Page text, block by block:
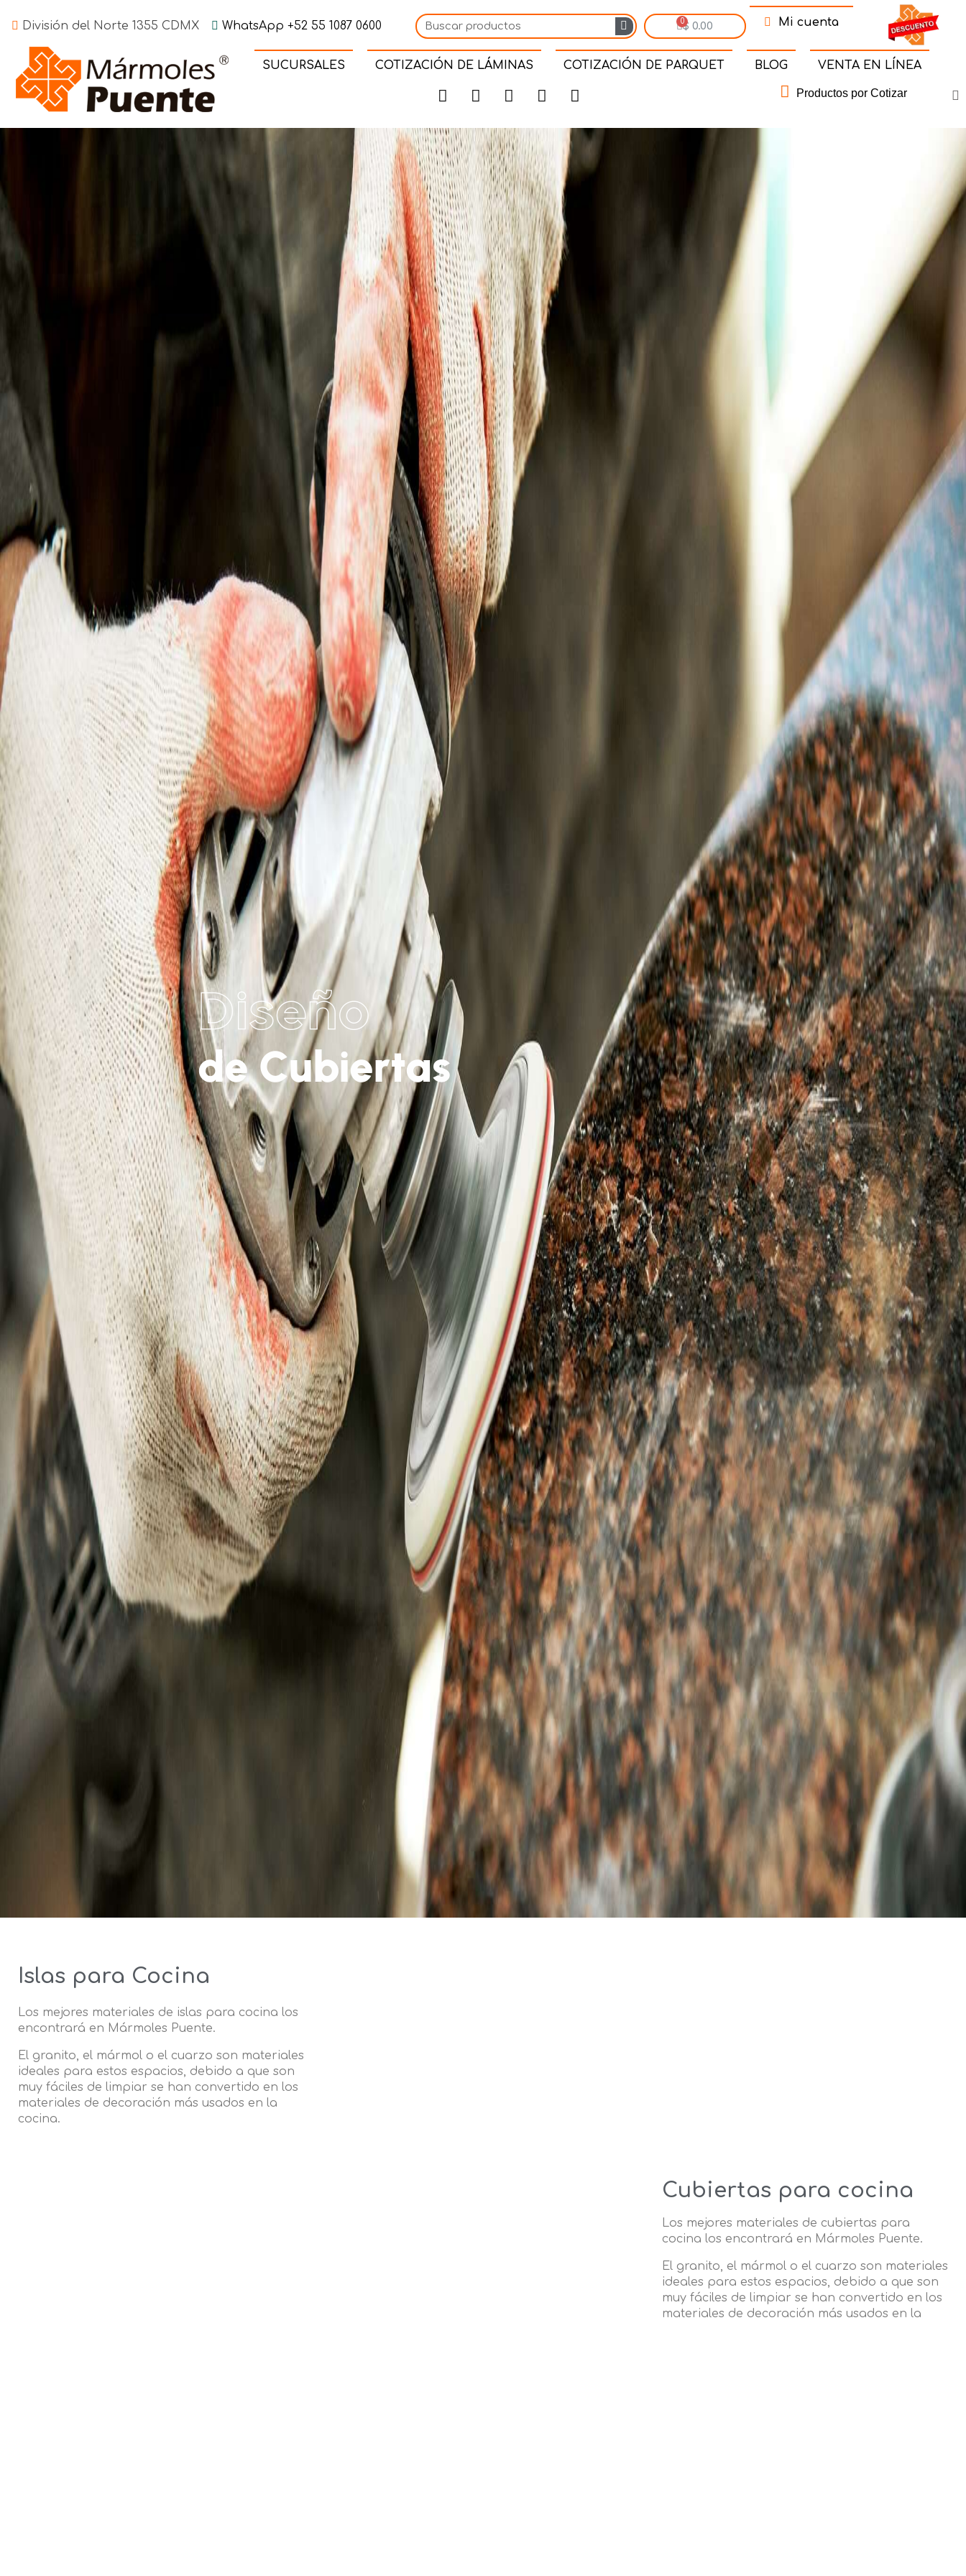
División del Norte 1355 CDMX WhatsApp +52 55 1087 0600 $ 0.00 Mi cuenta
SUCURSALES COTIZACIÓN DE LÁMINAS COTIZACIÓN DE PARQUET BLOG VENTA EN LÍNEA
Productos por Cotizar
Diseño
de Cubiertas
Islas para Cocina
Los mejores materiales de islas para cocina los
encontrará en Mármoles Puente.
El granito, el mármol o el cuarzo son materiales
ideales para estos espacios, debido a que son
muy fáciles de limpiar se han convertido en los
materiales de decoración más usados en la
cocina.
Cubiertas para cocina
Los mejores materiales de cubiertas para
cocina los encontrará en Mármoles Puente.
El granito, el mármol o el cuarzo son materiales
ideales para estos espacios, debido a que son
muy fáciles de limpiar se han convertido en los
materiales de decoración más usados en la